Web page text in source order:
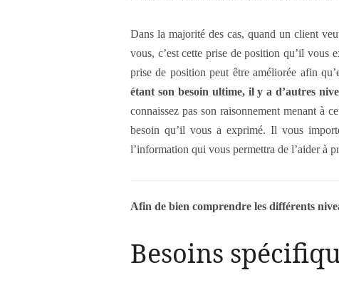
Dans la majorité des cas, quand un client
vous, c’est cette prise de position qu’il vous
prise de position peut être améliorée afin
étant son besoin ultime, il y a d’autres
connaissez pas son raisonnement menant à
besoin qu’il vous a exprimé. Il vous
l’information qui vous permettra de l’aider à
Afin de bien comprendre les différents
Besoins